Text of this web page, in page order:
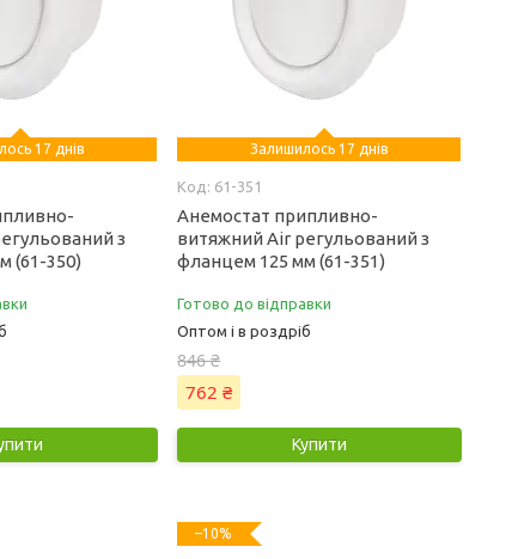
17 днів
з
(61-350)
Залишилось 17 днів
61-351
Анемостат припливно-
витяжний Air регульований з
фланцем 125 мм (61-351)
Готово до відправки
Оптом і в роздріб
846 ₴
762 ₴
Купити
–10%